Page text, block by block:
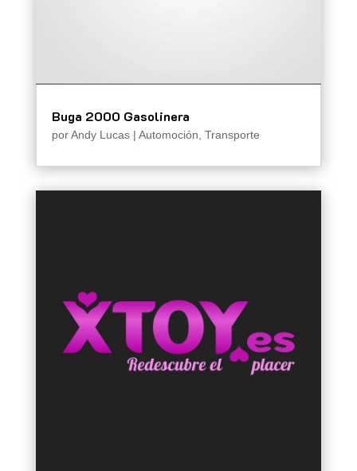
Buga 2000 Gasolinera
porAndy Lucas| Automoción, Transporte